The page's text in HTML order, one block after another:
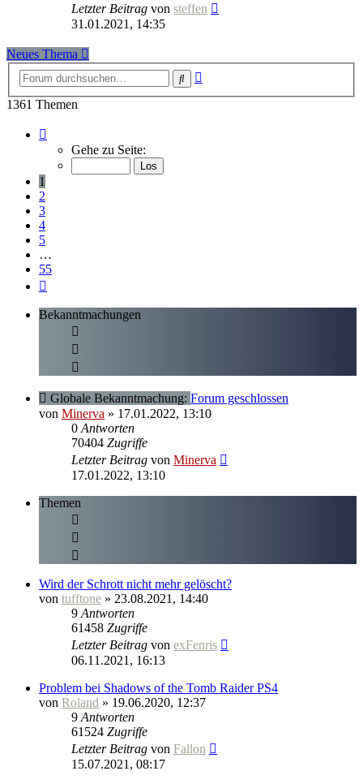
Letzter Beitrag von steffen
31.01.2021, 14:35
Neues Thema
Suche
1361 Themen
von
Gehe zu Seite:
1
2
3
4
5
…
55
Bekanntmachungen
Globale Bekanntmachung: Forum geschlossen
von Minerva » 17.01.2022, 13:10
0 Antworten
70404 Zugriffe
Letzter Beitrag von Minerva
17.01.2022, 13:10
Themen
Wird der Schrott nicht mehr gelöscht?
von tufftone » 23.08.2021, 14:40
9 Antworten
61458 Zugriffe
Letzter Beitrag von exFenris
06.11.2021, 16:13
Problem bei Shadows of the Tomb Raider PS4
von Roland » 19.06.2020, 12:37
9 Antworten
61524 Zugriffe
Letzter Beitrag von Fallon
15.07.2021, 08:17